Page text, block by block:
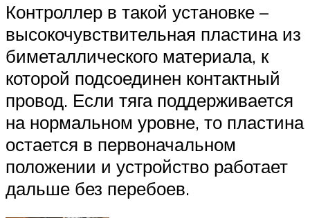
Контроллер в такой установке –
высокочувствительная пластина из
биметаллического материала, к
которой подсоединен контактный
провод. Если тяга поддерживается
на нормальном уровне, то пластина
остается в первоначальном
положении и устройство работает
дальше без перебоев.